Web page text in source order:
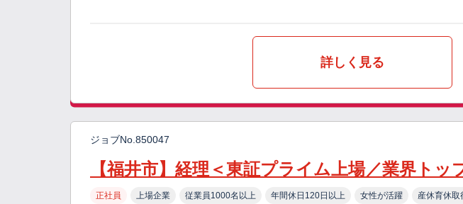
詳しく見る
ジョブNo.850047
【福井市】経理＜東証プライム上場／業界トッ
正社員 上場企業 従業員1000名以上 年間休日120日以上 女性が活躍 産休育休取